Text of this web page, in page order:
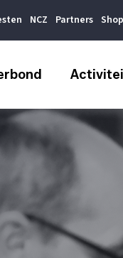
NCZ Partners Shop